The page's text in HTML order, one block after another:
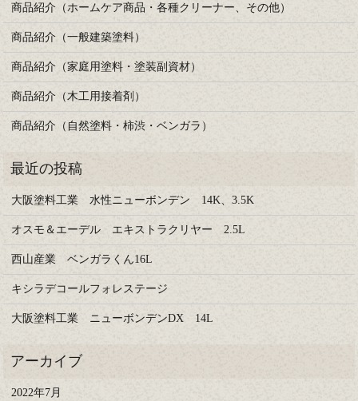
商品紹介（ホームケア商品・各種クリーナー、その他）
商品紹介（一般建築塗料）
商品紹介（家庭用塗料・塗装副資材）
商品紹介（木工用接着剤）
商品紹介（自然塗料・柿渋・ベンガラ）
大阪塗料工業 水性ニューボンデン 14K、3.5K
オスモ＆エーデル エキストラクリヤー 2.5L
西山産業 ベンガラくん16L
キシラデコールフォレステージ
大阪塗料工業 ニューボンデンDX 14L
2022年7月